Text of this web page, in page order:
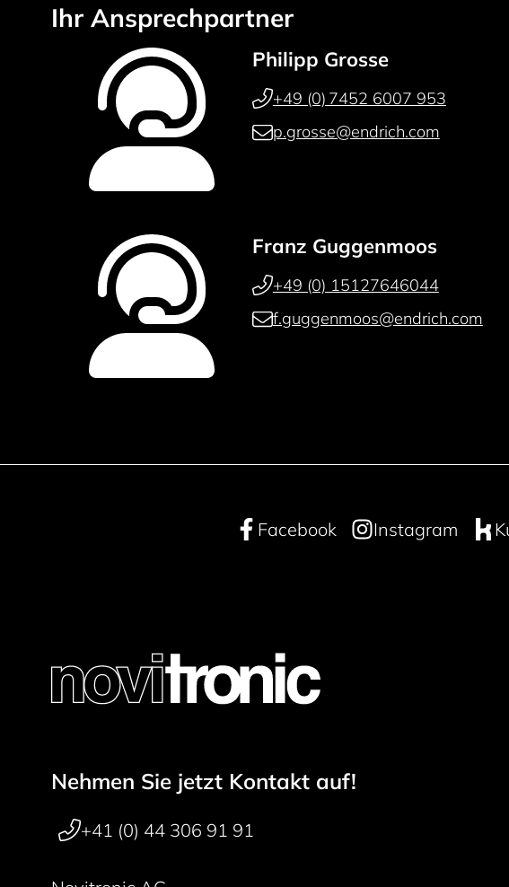
Ihr Ansprechpartner
Philipp Grosse
+49 (0) 7452 6007 953
p.grosse@endrich.com
Franz Guggenmoos
+49 (0) 15127646044
f.guggenmoos@endrich.com
Facebook Instagram
Footer navigation
Nehmen Sie jetzt Kontakt auf!
+41 (0) 44 306 91 91